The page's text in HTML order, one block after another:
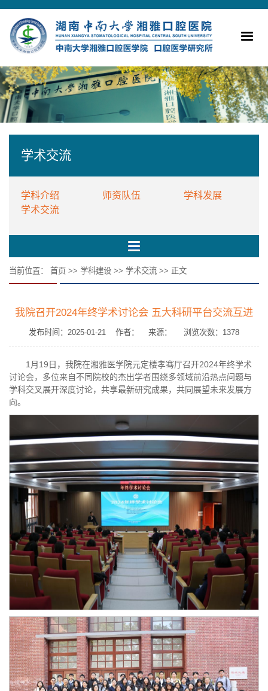
学术交流
学科介绍 师资队伍
学科发展
学术交流
当前位置： 首页 >> 学科建设 >> 学术交流 >> 正文
我院召开2024年终学术讨论会 五大科研平台交流互进
发布时间：2025-01-21 作者： 来源： 浏览次数： 1378
1月19日，我院在湘雅医学院元定楼孝骞厅召开2024年终学术
讨论会，多位来自不同院校的杰出学者围绕多领域前沿热点问题与
学科交叉展开深度讨论，共享最新研究成果，共同展望未来发展方
向。